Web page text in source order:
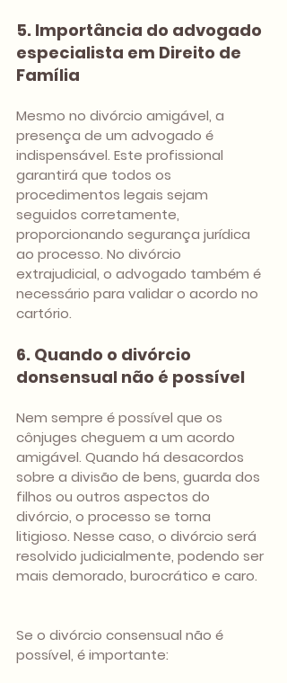
5. Importância do advogado
especialista em Direito de
Família
Mesmo no divórcio amigável, a
presença de um advogado é
indispensável. Este profissional
garantirá que todos os
procedimentos legais sejam
seguidos corretamente,
proporcionando segurança jurídica
ao processo. No divórcio
extrajudicial, o advogado também é
necessário para validar o acordo no
cartório.
6. Quando o divórcio
donsensual não é possível
Nem sempre é possível que os
cônjuges cheguem a um acordo
amigável. Quando há desacordos
sobre a divisão de bens, guarda dos
filhos ou outros aspectos do
divórcio, o processo se torna
litigioso. Nesse caso, o divórcio será
resolvido judicialmente, podendo ser
mais demorado, burocrático e caro.
Se o divórcio consensual não é
possível, é importante: